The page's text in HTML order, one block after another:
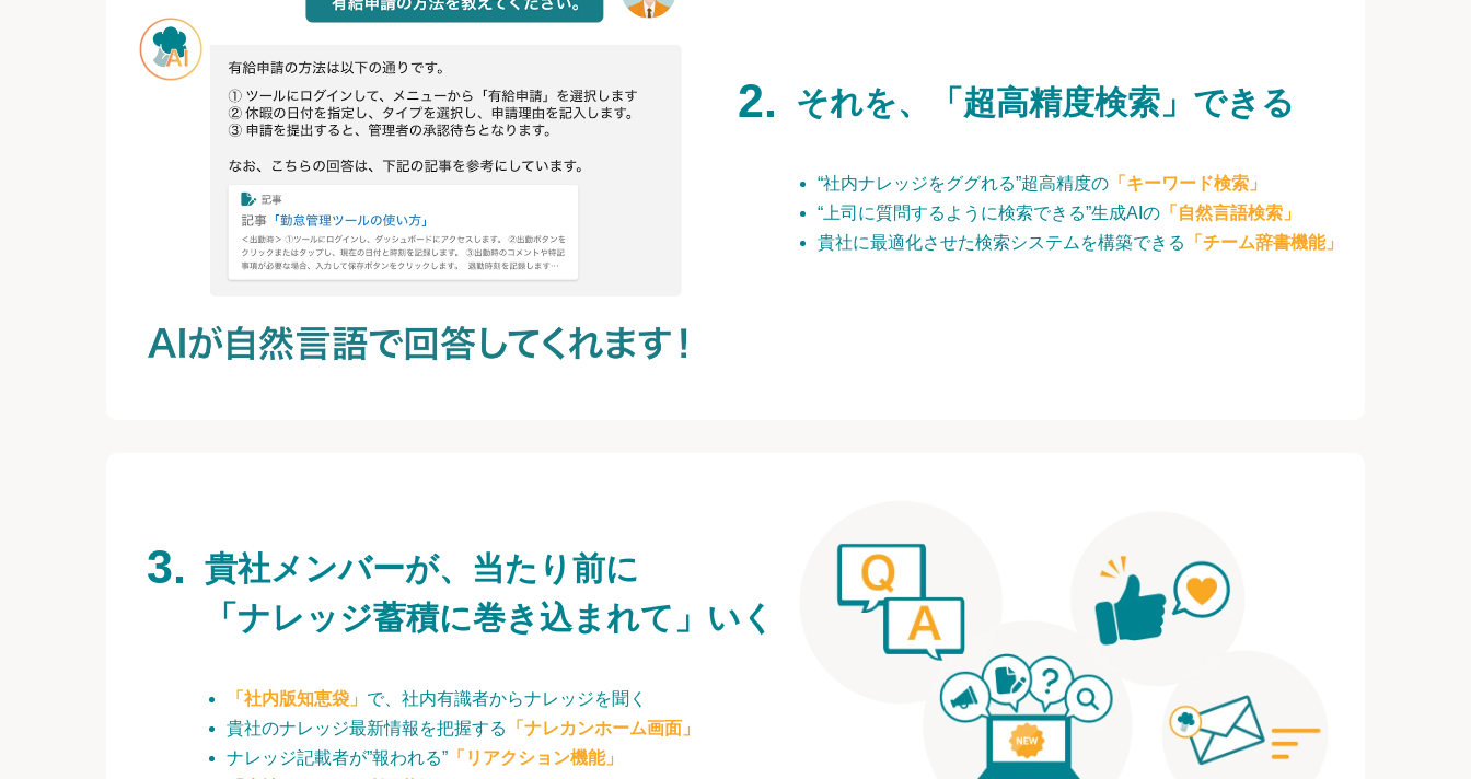
それを、「超高精度検索」できる
“社内ナレッジをググれる”超高精度の 「キーワード検索」
“上司に質問するように検索できる”生成AIの 「自然言語検索」
貴社に最適化させた検索システムを構築できる
「チーム辞書機能」
貴社メンバーが、当たり前に
「ナレッジ蓄積に巻き込まれて」いく
「社内版知恵袋」 で、社内有識者からナレッジを聞く
貴社のナレッジ最新情報を把握する
「ナレカンホーム画面」
ナレッジ記載者が”報われる” 「リアクション機能」